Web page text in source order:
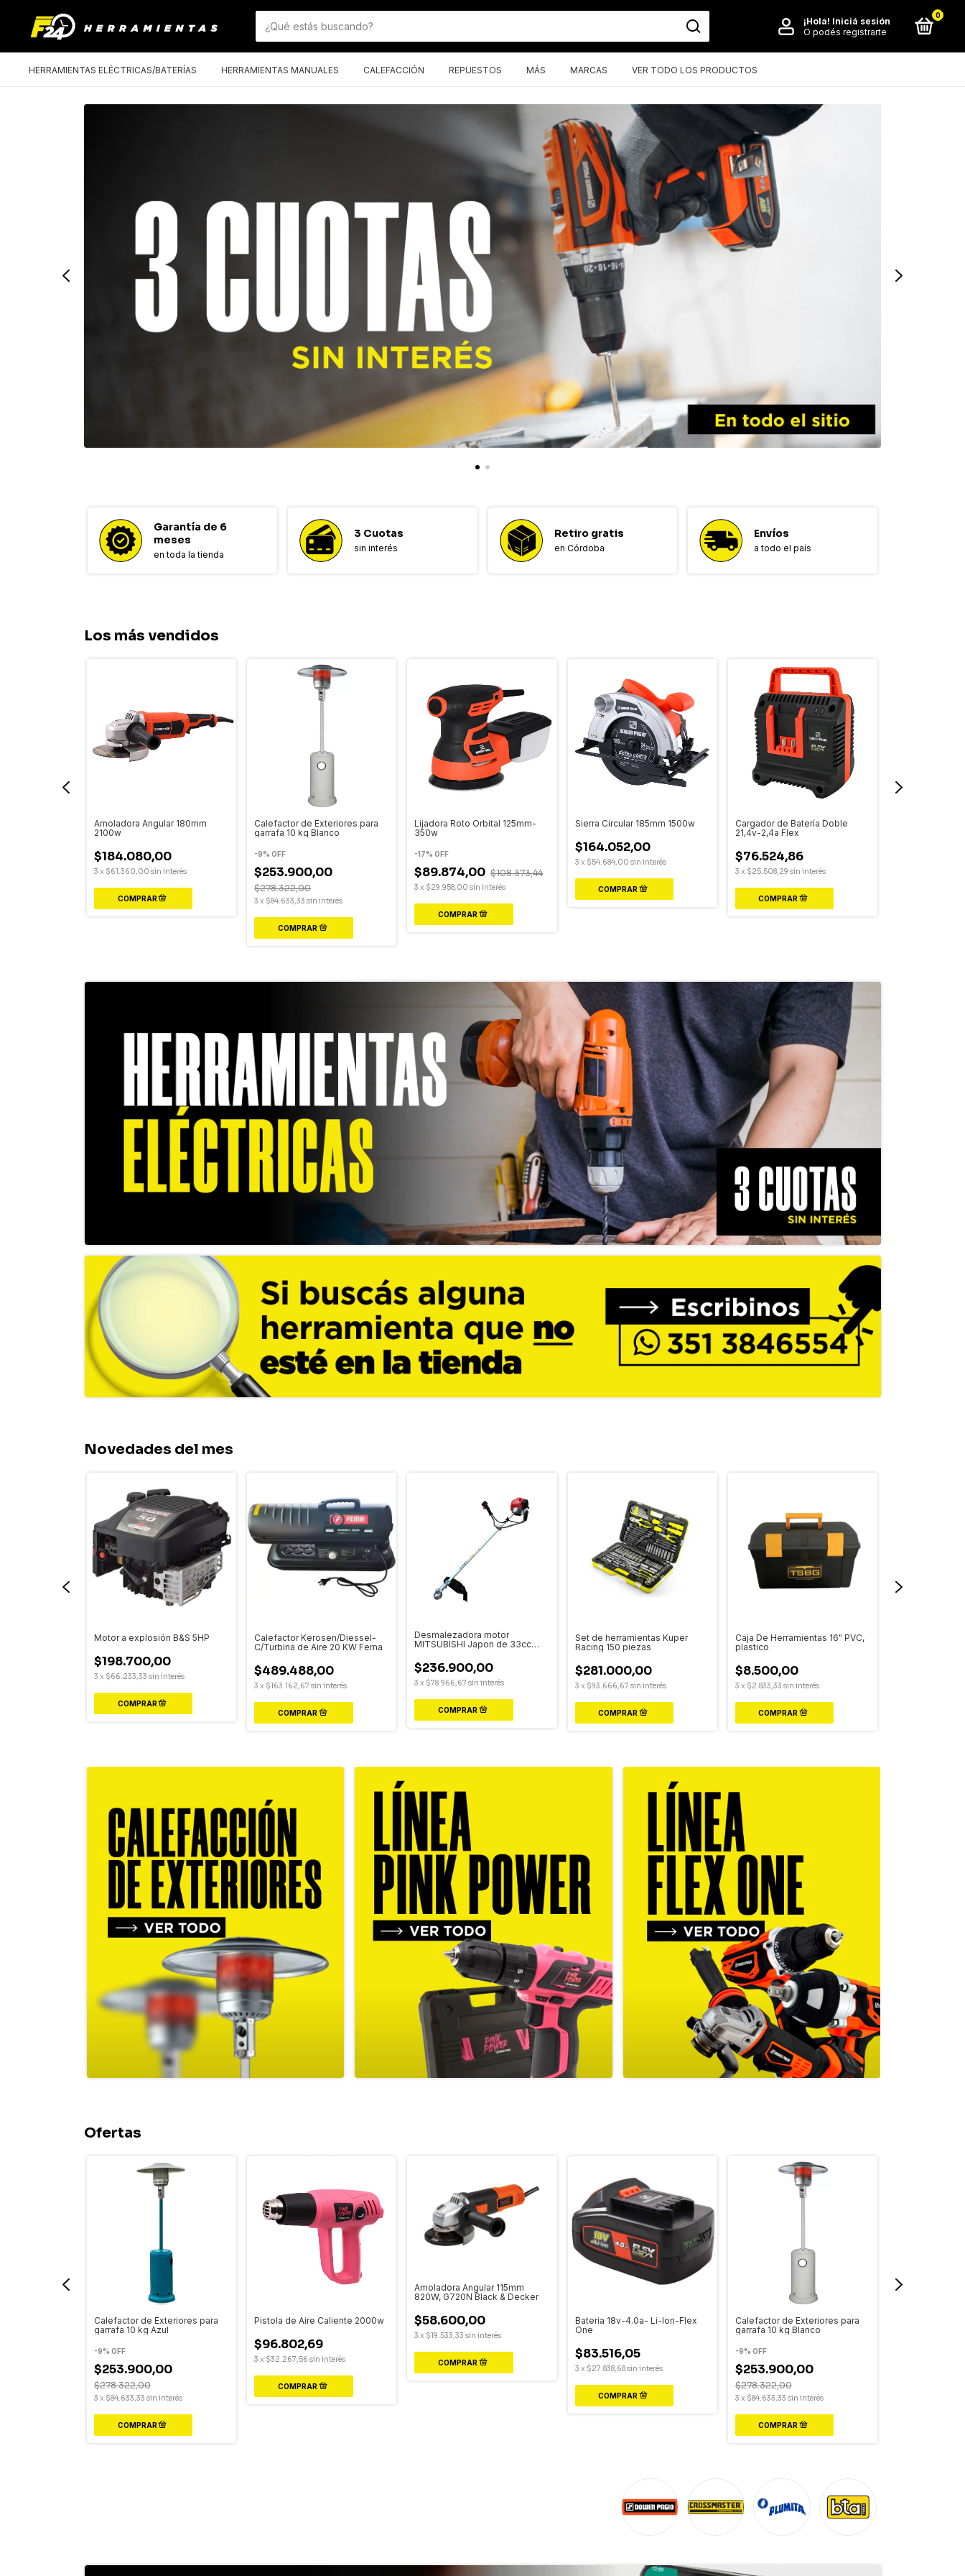
¡Hola! Iniciá sesión
O podés registrarte
0
HERRAMIENTAS ELÉCTRICAS/BATERÍAS HERRAMIENTAS MANUALES CALEFACCIÓN REPUESTOS MÁS MARCAS VER TODO LOS PRODUCTOS
Garantía de 6
meses
en toda la tienda
3 Cuotas
sin interés
Retiro gratis
en Córdoba
Envíos
a todo el país
Los más vendidos
Amoladora Angular 180mm
2100w
$184.080,00
3 x $61.360,00 sin interés
Calefactor de Exteriores para
garrafa 10 kg Blanco
-9%OFF
$253.900,00
$278.322,00
3 x $84.633,33 sin interés
Lijadora Roto Orbital 125mm-
350w
-17%OFF
$89.874,00 $108.373,44
3 x $29.958,00 sin interés
Sierra Circular 185mm 1500w
$164.052,00
3 x $54.684,00 sin interés
Cargador de Batería Doble
21,4v-2,4a Flex
$76.524,86
3 x $25.508,29 sin interés
Novedades del mes
Motor a explosión B&S 5HP
$198.700,00
3 x $66.233,33 sin interés
Calefactor Kerosen/Diessel-
C/Turbina de Aire 20 KW Fema
$489.488,00
3 x $163.162,67 sin interés
Desmalezadora motor
MITSUBISHI Japon de 33cc
$236.900,00
3 x $78.966,67 sin interés
Set de herramientas Kuper
Racing 150 piezas
$281.000,00
3 x $93.666,67 sin interés
Caja De Herramientas 16" PVC,
plastico
$8.500,00
3 x $2.833,33 sin interés
Ofertas
Calefactor de Exteriores para
garrafa 10 kg Azul
-9% OFF
$253.900,00
$278.322,00
3 x $84.633,33 sin interés
Pistola de Aire Caliente 2000w
$96.802,69
3 x $32.267,56 sin interés
Amoladora Angular 115mm
820W, G720N Black & Decker
$58.600,00
3 x $19.533,33 sin interés
Bateria 18v-4.0a- Li-Ion-Flex
One
$83.516,05
3 x $27.838,68sin interés
Calefactor de Exteriores para
garrafa 10 kg Blanco
-9% OFF
$253.900,00
$278.322,00
3 x $84.633,33 sin interés